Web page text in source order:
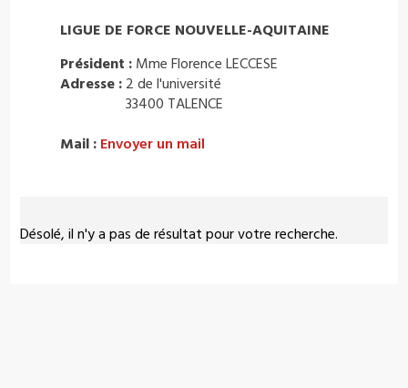
Désolé, il n'y a pas de résultat pour votre recherche.
LIGUE DE FORCE NOUVELLE-AQUITAINE
Président : Mme Florence LECCESE
Adresse : 2 de l'université
33400 TALENCE
Mail : Envoyer un mail